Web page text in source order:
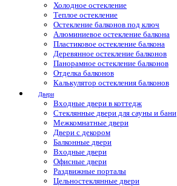
Холодное остекление
Теплое остекление
Остекление балконов под ключ
Алюминиевое остекление балкона
Пластиковое остекление балкона
Деревянное остекление балконов
Панорамное остекление балконов
Отделка балконов
Калькулятор остекления балконов
Двери
Входные двери в коттедж
Стеклянные двери для сауны и бани
Межкомнатные двери
Двери с декором
Балконные двери
Входные двери
Офисные двери
Раздвижные порталы
Цельностеклянные двери